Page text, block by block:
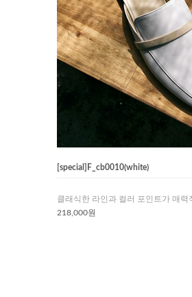
[special]F_cb0010(white)
클래식한 라인과 컬러 포인트가 매력
218,000원